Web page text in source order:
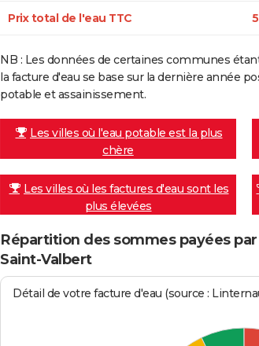
Prix total de l'eau TTC
NB : Les données de certaines communes
la facture d'eau se base sur la dernière année
potable et assainissement.
Les villes où l'eau potable est la plus
chère
Les villes où les factures d'eau sont les
plus élevées
Répartition des sommes payées
Saint-Valbert
Détail de votre facture d'eau (source :